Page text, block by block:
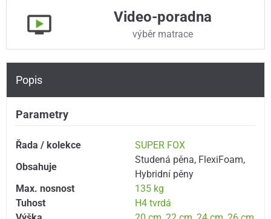
Video-poradna
výběr matrace
Popis
Parametry
Řada / kolekce
SUPER FOX
Obsahuje
Studená pěna, FlexiFoam,
Hybridní pěny
Max. nosnost
135 kg
Tuhost
H4 tvrdá